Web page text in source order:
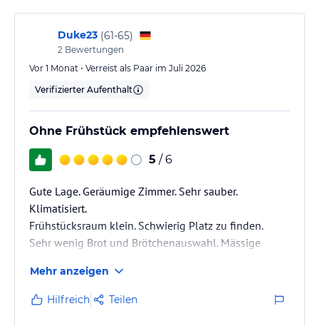
Duke23 (61-65)
2 Bewertungen
Vor 1 Monat • Verreist als Paar im Juli 2026
Verifizierter Aufenthalt
Ohne Frühstück empfehlenswert
5 / 6
Gute Lage. Geräumige Zimmer. Sehr sauber.
Klimatisiert.
Frühstücksraum klein. Schwierig Platz zu finden.
Sehr wenig Brot und Brötchenauswahl. Mässige
oder gekochte Eier.
Mehr anzeigen
Hilfreich Teilen